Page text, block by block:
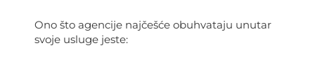
Ono što agencije najčešće obuhvataju unutar
svoje usluge jeste: